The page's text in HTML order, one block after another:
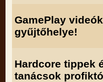
GamePlay videók
gyűjtőhelye!
Hardcore tippek
tanácsok